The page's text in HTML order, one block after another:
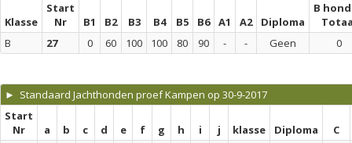
Klasse
Start
Nr
B1 B2 B3 B4 B5 B6 A1 A2 Diploma
B
B
27 0 60 100 100 80 90 - - Geen 0
► Standaard Jachthonden proef Kampen op 30-9-2017
Start
Nr
a b c d e f g h i j klasse Diploma
C